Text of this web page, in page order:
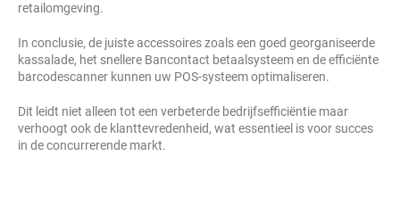
retailomgeving.
In conclusie, de juiste accessoires zoals een goed georganiseerde
kassalade, het snellere Bancontact betaalsysteem en de efficiënte
barcodescanner kunnen uw POS-systeem optimaliseren.
Dit leidt niet alleen tot een verbeterde bedrijfsefficiëntie maar
verhoogt ook de klanttevredenheid, wat essentieel is voor succes
in de concurrerende markt.